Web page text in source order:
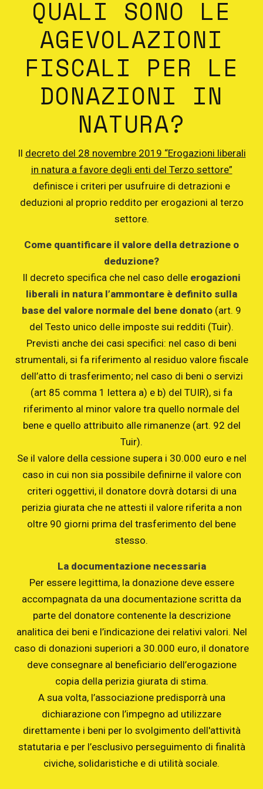
QUALI SONO LE
AGEVOLAZIONI
FISCALI PER LE
DONAZIONI IN
NATURA?
Il decreto del 28 novembre 2019 “Erogazioni liberali
in natura a favore degli enti del Terzo settore”
definisce i criteri per usufruire di detrazioni e
deduzioni al proprio reddito per erogazioni al terzo
settore.
Come quantificare il valore della detrazione o
deduzione?
Il decreto specifica che nel caso delle erogazioni
liberali in natura l’ammontare è definito sulla
base del valore normale del bene donato (art. 9
del Testo unico delle imposte sui redditi (Tuir).
Previsti anche dei casi specifici: nel caso di beni
strumentali, si fa riferimento al residuo valore fiscale
dell’atto di trasferimento; nel caso di beni o servizi
(art 85 comma 1 lettera a) e b) del TUIR), si fa
riferimento al minor valore tra quello normale del
bene e quello attribuito alle rimanenze (art. 92 del
Tuir).
Se il valore della cessione supera i 30.000 euro e nel
caso in cui non sia possibile definirne il valore con
criteri oggettivi, il donatore dovrà dotarsi di una
perizia giurata che ne attesti il valore riferita a non
oltre 90 giorni prima del trasferimento del bene
stesso.
La documentazione necessaria
Per essere legittima, la donazione deve essere
accompagnata da una documentazione scritta da
parte del donatore contenente la descrizione
analitica dei beni e l’indicazione dei relativi valori. Nel
caso di donazioni superiori a 30.000 euro, il donatore
deve consegnare al beneficiario dell’erogazione
copia della perizia giurata di stima.
A sua volta, l’associazione predisporrà una
dichiarazione con l’impegno ad utilizzare
direttamente i beni per lo svolgimento dell'attività
statutaria e per l’esclusivo perseguimento di finalità
civiche, solidaristiche e di utilità sociale.